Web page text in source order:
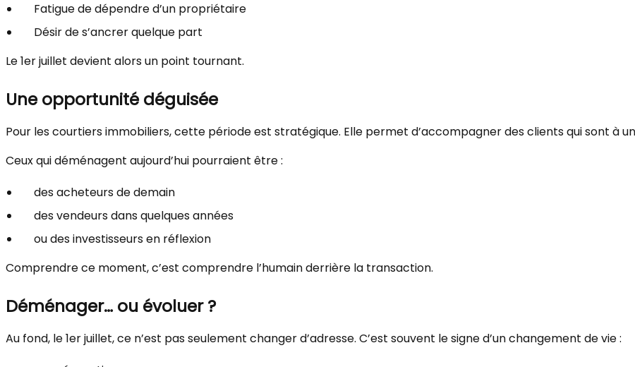
Fatigue de dépendre d’un propriétaire
Désir de s’ancrer quelque part
Le 1er juillet devient alors un point tournant.
Une opportunité déguisée
Pour les courtiers immobiliers, cette période est stratégique. Elle permet d’accompagner des clients qui sont à
Ceux qui déménagent aujourd’hui pourraient être :
des acheteurs de demain
des vendeurs dans quelques années
ou des investisseurs en réflexion
Comprendre ce moment, c’est comprendre l’humain derrière la transaction.
Déménager… ou évoluer ?
Au fond, le 1er juillet, ce n’est pas seulement changer d’adresse. C’est souvent le signe d’un changement de vie :